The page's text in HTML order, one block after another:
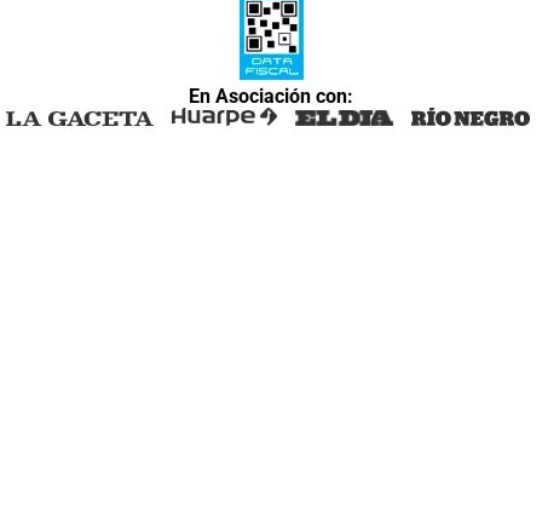
En Asociación con: